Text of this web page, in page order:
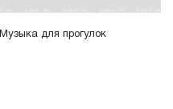
Музыка для прогулок